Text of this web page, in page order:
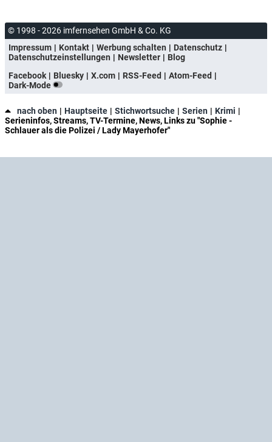
© 1998 - 2026 imfernsehen GmbH & Co. KG
Impressum
Kontakt Werbung schalten
Datenschutz
Datenschutzeinstellungen
Newsletter
Blog
Facebook
Bluesky X.com RSS-Feed
Atom-Feed
Dark-Mode
nach oben Hauptseite Stichwortsuche Serien
Krimi
Serieninfos, Streams, TV-Termine, News, Links zu "Sophie -
Schlauer als die Polizei / Lady Mayerhofer"